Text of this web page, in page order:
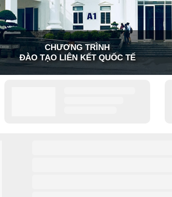
CHƯƠNG TRÌNH
ĐÀO TẠO LIÊN KẾT QUỐC TẾ